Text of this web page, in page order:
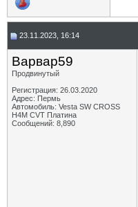
23.11.2023, 16:14
Варвар59
Продвинутый
Регистрация: 26.03.2020
Адрес: Пермь
Автомобиль: Vesta SW CROSS
H4M CVT Платина
Сообщений: 8,890